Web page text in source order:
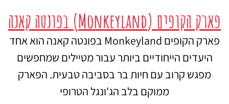
פארק הקופים (Monkeyland) בפונטה קאנה
פארק הקופים Monkeyland בפונטה קאנה הוא אחד
היעדים הייחודיים ביותר עבור מטיילים שמחפשים
מפגש קרוב עם חיות בר בסביבה טבעית. הפארק
ממוקם בלב הג'ונגל הטרופי